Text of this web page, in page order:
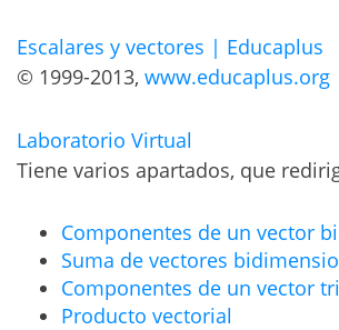
Escalares y vectores | Educaplus
© 1999-2013, www.educaplus.org
Laboratorio Virtual
Tiene varios apartados, que
Componentes de un vector
Suma de vectores
Componentes de un vector
Producto vectorial